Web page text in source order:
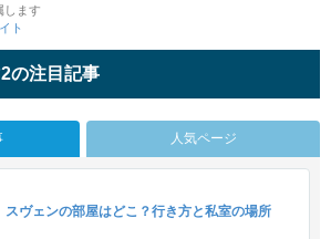
します
ト
の注目記事
人気ページ
スヴェンの部屋はどこ？行き方と私室の場所